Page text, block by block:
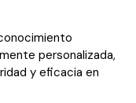
personalizada,
y eficacia en